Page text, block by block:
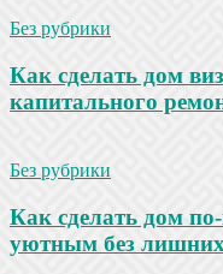
Без рубрики
Как сделать дом
капитального
Без рубрики
Как сделать дом
уютным без лишних